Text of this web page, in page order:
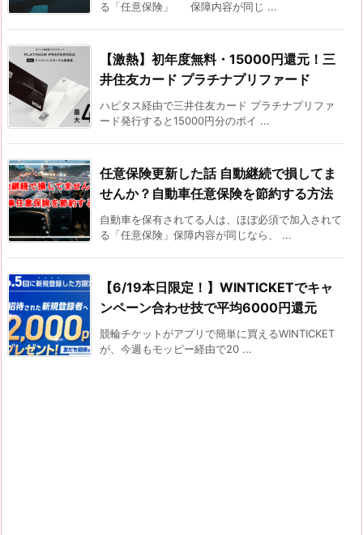
る「任意保険」 保障内容が同じ ...
【激熱】初年度無料・15000円還元！三
井住友カード プラチナプリファード
ハピタス経由で三井住友カード プラチナプリファ
ード発行すると15000円分のポイ ...
任意保険更新した話 自動継続で損してま
せんか？自動車任意保険を節約する方法
自動車を保有されてる人は、ほぼ必須で加入されて
る「任意保険」保障内容が同じなら、 ...
【6/19本日限定！】WINTICKETでキャ
ンペーン合わせ技で平均6000円還元
競輪チケットがアプリで簡単に買えるWINTICKET
が、今週もモッピー経由で20 ...